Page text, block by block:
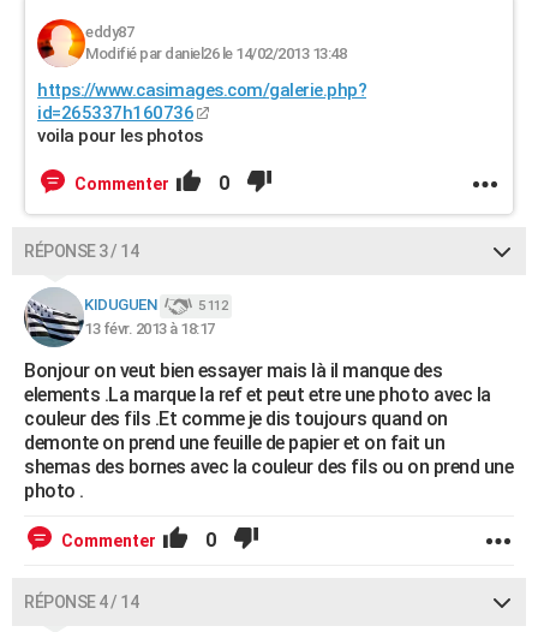
eddy87
Modifié par daniel26 le 14/02/2013 13:48
https://www.casimages.com/galerie.php?
id=265337h160736
voila pour les photos
Commenter 0
RÉPONSE 3 / 14
KIDUGUEN 5 112
13 févr. 2013 à 18:17
Bonjour on veut bien essayer mais là il manque des
elements .La marque la ref et peut etre une photo avec la
couleur des fils .Et comme je dis toujours quand on
demonte on prend une feuille de papier et on fait un
shemas des bornes avec la couleur des fils ou on prend une
photo .
Commenter 0
RÉPONSE 4 / 14